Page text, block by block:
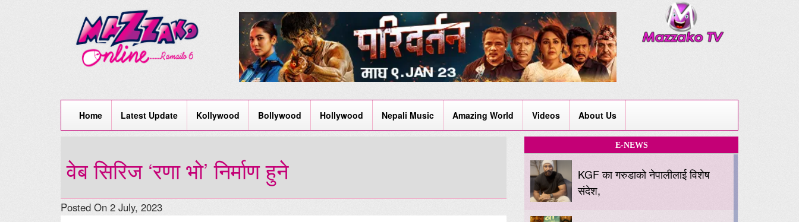
Home Latest Update Kollywood Bollywood Hollywood Nepali Music Amazing World Videos About Us
वेब सिरिज ‘रणा भो’ निर्माण हुने
Posted On 2 July, 2023
E-NEWS
KGF का गरुडाको नेपालीलाई विशेष
संदेश,